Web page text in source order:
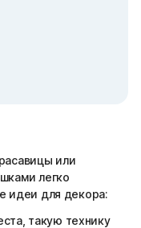
или
легко
идеи для декора:
такую технику